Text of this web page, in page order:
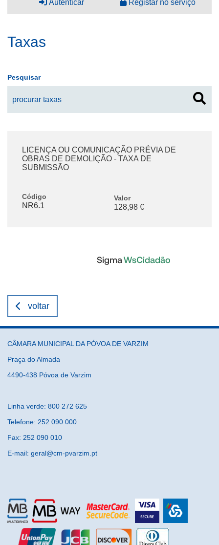
Autenticar Registar no serviço
Taxas
Pesquisar
Código
NR6.1
LICENÇA OU COMUNICAÇÃO PRÉVIA DE
OBRAS DE DEMOLIÇÃO - TAXA DE
SUBMISSÃO
Valor
128,98 €
voltar
CÂMARA MUNICIPAL DA PÓVOA DE VARZIM
Praça do Almada
4490-438 Póvoa de Varzim
Linha verde: 800 272 625
Telefone: 252 090 000
Fax: 252 090 010
E-mail: geral@cm-pvarzim.pt